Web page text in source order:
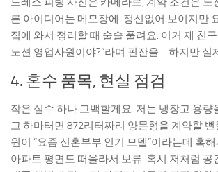
른 아이디어는 메모장에. 정신없어 보이지만
집에 와서 정리할 때 술술 풀려요. 이거 제 친
노션 영업사원이야?”라며 핀잔을… 하지만 실
4. 혼수 품목, 현실 점검
작은 실수 하나 고백할게요. 저는 냉장고 용량
고 하마터면 872리터짜리 양문형을 계약할 뻔
원이 “요즘 신혼부부 인기 모델”이라는데 혹
아파트 평면도 떠올라서 보류. 혹시 저처럼 공